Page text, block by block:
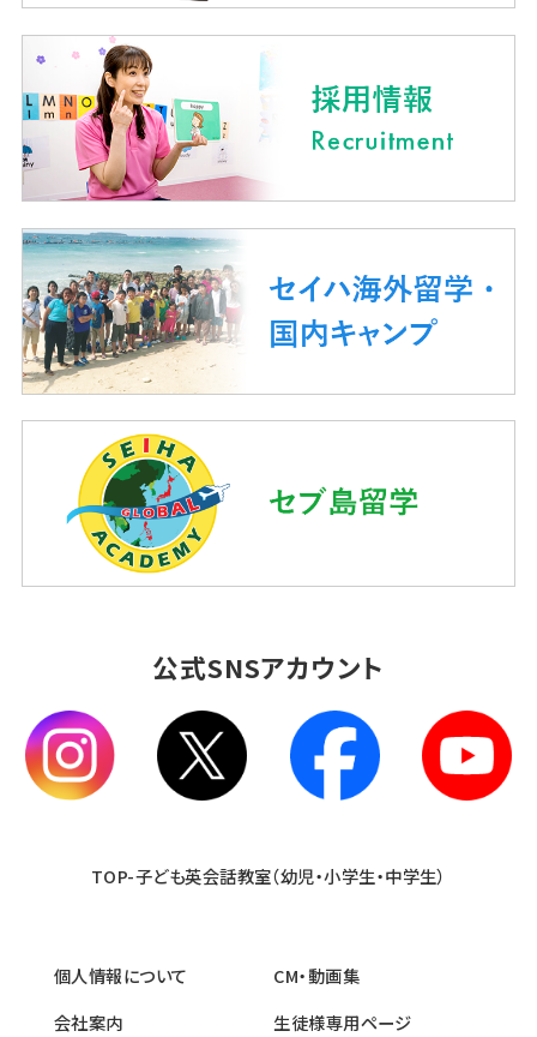
公式SNSアカウント
TOP-子ども英会話教室（幼児・小学生・中学生）
個人情報について
会社案内
CM・動画集
生徒様専用ページ